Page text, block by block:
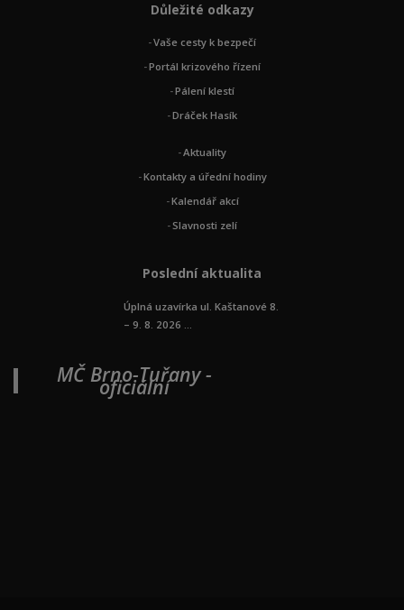
Důležité odkazy
Vaše cesty k bezpečí
Portál krizového řízení
Pálení klestí
Dráček Hasík
Aktuality
Kontakty a úřední hodiny
Kalendář akcí
Slavnosti zelí
Poslední aktualita
Úplná uzavírka ul. Kaštanové 8.
– 9. 8. 2026 ...
MČ Brno-Tuřany -
oficiální